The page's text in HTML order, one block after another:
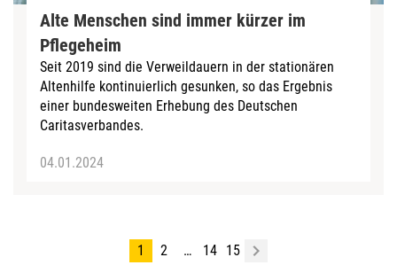
Alte Menschen sind immer kürzer im
Pflegeheim
Seit 2019 sind die Verweildauern in der stationären
Altenhilfe kontinuierlich gesunken, so das Ergebnis
einer bundesweiten Erhebung des Deutschen
Caritasverbandes.
04.01.2024
1 2 … 14 15